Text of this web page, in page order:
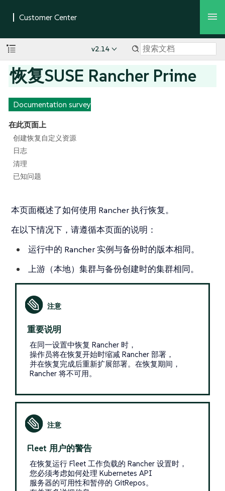
v2.14
恢复SUSE Rancher Prime
Documentation survey
在此页面上
创建恢复自定义资源
日志
清理
已知问题
本页面概述了如何使用 Rancher 执行恢复。
在以下情况下，请遵循本页面的说明：
运行中的 Rancher 实例与备份时的版本相同。
上游（本地）集群与备份创建时的集群相同。
重要说明
在同一设置中恢复 Rancher 时，
操作员将在恢复开始时缩减 Rancher 部署，
并在恢复完成后重新扩展部署。在恢复期间，
Rancher 将不可用。
Fleet 用户的警告
在恢复运行 Fleet 工作负载的 Rancher 设置时，
您必须考虑如何处理 Kubernetes API
服务器的可用性和暂停的 GitRepos。